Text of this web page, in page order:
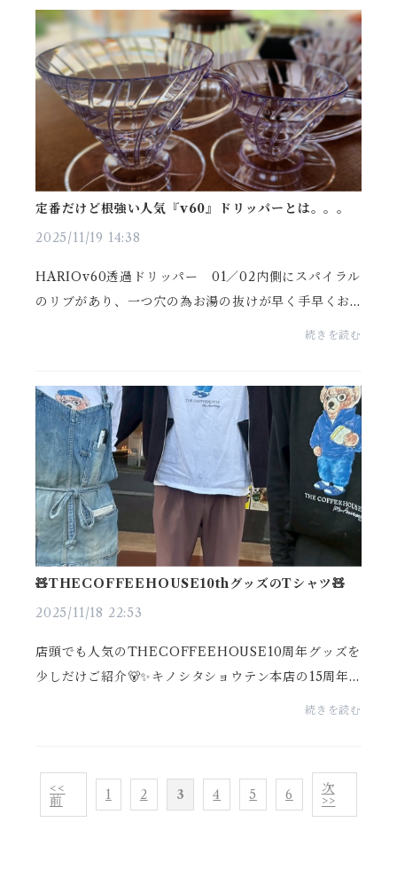
定番だけど根強い人気『v60』ドリッパーとは。。。
2025/11/19 14:38
HARIOv60透過ドリッパー 01／02内側にスパイラル
のリブがあり、一つ穴の為お湯の抜けが早く手早くお
続きを読む
🧸THECOFFEEHOUSE10thグッズのTシャツ🧸
2025/11/18 22:53
店頭でも人気のTHECOFFEEHOUSE10周年グッズを
少しだけご紹介🐻✨キノシタショウテン本店の15周年
グッズであっという間にSOLD OUTしたくまさんデザ
続きを読む
<<
前 1 2 3 4 5 6 次
>>